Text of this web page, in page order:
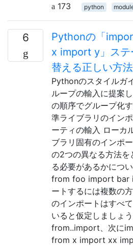
173
python
6
Pythonの「
x import y」ステ
替える正しい方
Pythonのスタイルガ
ループの輸入に提案
の順序でグループ化
準ライブラリのイン
ーティの輸入 ローカ
ブラリ固有のインポ
の2つの異なる方法を
る必要があるかにつ
from foo import bar
ートするには複数の
のインポートはすべ
いると仮定しましょ
from..import、次に
from x import xx